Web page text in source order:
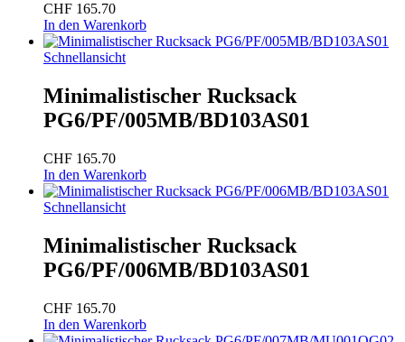
CHF 165.70
In den Warenkorb
Schnellansicht
Minimalistischer Rucksack
PG6/PF/005MB/BD103AS01
CHF 165.70
In den Warenkorb
Schnellansicht
Minimalistischer Rucksack
PG6/PF/006MB/BD103AS01
CHF 165.70
In den Warenkorb